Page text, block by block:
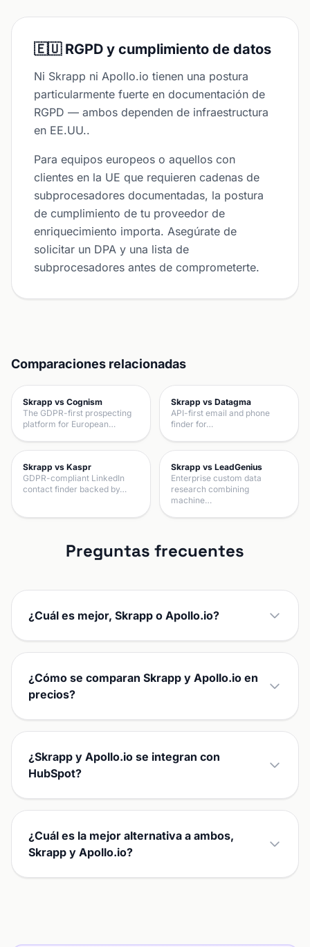
🇪🇺 RGPD y cumplimiento de datos
Ni Skrapp ni Apollo.io tienen una postura
particularmente fuerte en documentación de
RGPD — ambos dependen de infraestructura
en EE.UU..
Para equipos europeos o aquellos con
clientes en la UE que requieren cadenas de
subprocesadores documentadas, la postura
de cumplimiento de tu proveedor de
enriquecimiento importa. Asegúrate de
solicitar un DPA y una lista de
subprocesadores antes de comprometerte.
Comparaciones relacionadas
Skrapp vs Cognism
The GDPR-first prospecting
platform for European…
Skrapp vs Datagma
API-first email and phone
finder for…
Skrapp vs Kaspr
GDPR-compliant LinkedIn
contact finder backed by…
Skrapp vs LeadGenius
Enterprise custom data
research combining
machine…
Preguntas frecuentes
¿Cuál es mejor, Skrapp o Apollo.io?
¿Cómo se comparan Skrapp y Apollo.io en
precios?
¿Skrapp y Apollo.io se integran con
HubSpot?
¿Cuál es la mejor alternativa a ambos,
Skrapp y Apollo.io?